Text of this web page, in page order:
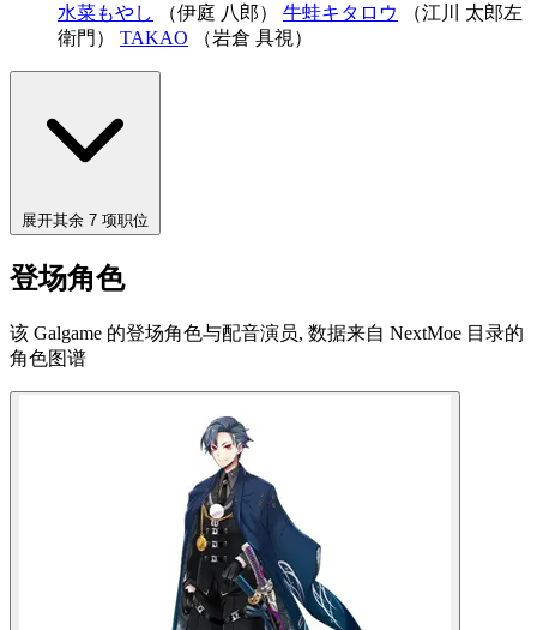
水菜もやし
（伊庭 八郎） 牛蛙キタロウ
（江川 太郎左
衛門） TAKAO （岩倉 具視）
展开其余 7 项职位
登场角色
该 Galgame 的登场角色与配音演员, 数据来自 NextMoe 目录的
角色图谱